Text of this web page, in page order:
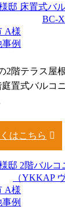
A様
例
2階テラス屋
庭置式バルコ
はこちら
A様
例